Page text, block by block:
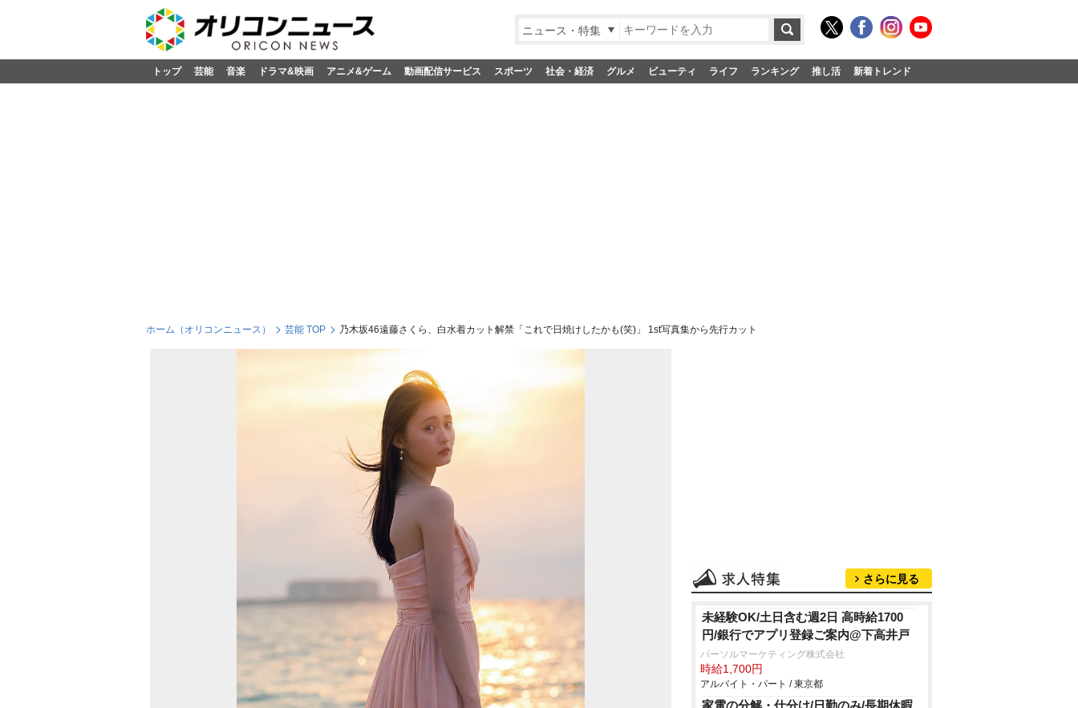
ニュース・特集
トップ 芸能 音楽 ドラマ&映画 アニメ&ゲーム 動画配信サービス スポーツ 社会・経済 グルメ ビューティ ライフ ランキング 推し活 新着トレンド
ホーム（オリコンニュース） 芸能 TOP 乃木坂46遠藤さくら、白水着カット解禁「これで日焼けしたかも(笑)」 1st写真集から先行カット
さらに見る
未経験OK/土日含む週2日 高時給1700
円/銀行でアプリ登録ご案内@下高井戸
パーソルマーケティング株式会社
時給1,700円
アルバイト・パート / 東京都
家電の分解・仕分け/日勤のみ/長期休暇